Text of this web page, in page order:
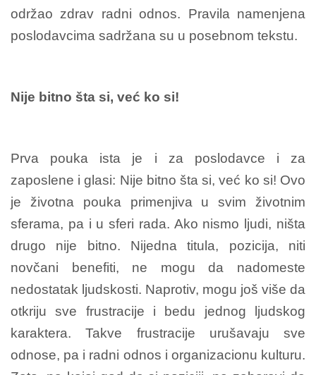
održao zdrav radni odnos. Pravila namenjena
poslodavcima sadržana su u posebnom tekstu.
Nije bitno šta si, već ko si!
Prva pouka ista je i za poslodavce i za
zaposlene i glasi: Nije bitno šta si, već ko si! Ovo
je životna pouka primenjiva u svim životnim
sferama, pa i u sferi rada. Ako nismo ljudi, ništa
drugo nije bitno. Nijedna titula, pozicija, niti
novčani benefiti, ne mogu da nadomeste
nedostatak ljudskosti. Naprotiv, mogu još više da
otkriju sve frustracije i bedu jednog ljudskog
karaktera. Takve frustracije urušavaju sve
odnose, pa i radni odnos i organizacionu kulturu.